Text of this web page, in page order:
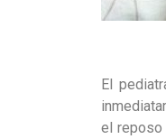
El
el reposo